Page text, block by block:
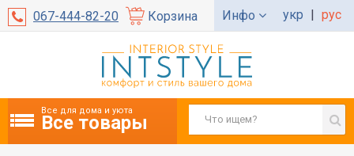
067-444-82-20 Корзина Инфо укр | рус
Все для дома и уюта
Все товары